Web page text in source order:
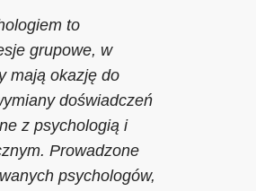
to
grupowe, w
mają okazję do
doświadczeń
z psychologią i
Prowadzone
psychologów,